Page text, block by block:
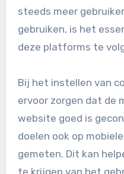
Om dit te
duidelijke en
het voltooien van een
of de trackingcodes
doelen nog steeds
tracking